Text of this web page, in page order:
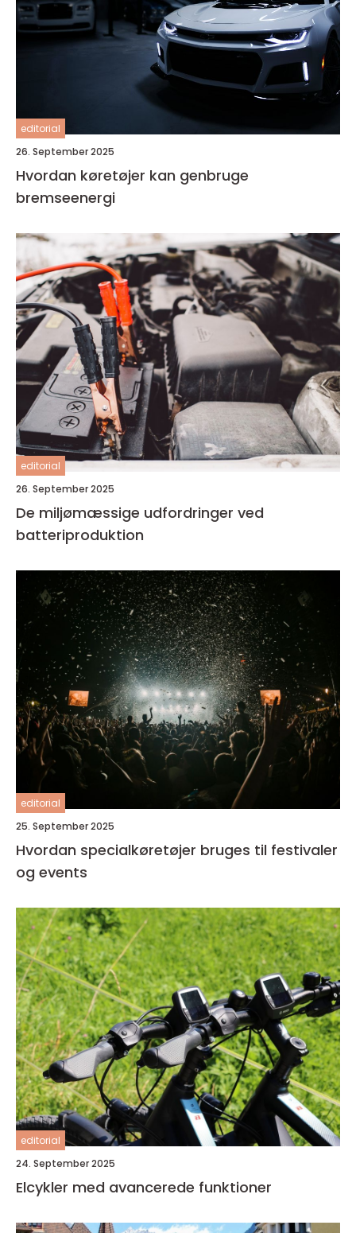
editorial
26. September 2025
Hvordan køretøjer kan genbruge
bremseenergi
editorial
26. September 2025
De miljømæssige udfordringer ved
batteriproduktion
editorial
25. September 2025
Hvordan specialkøretøjer bruges til festivaler
og events
editorial
24. September 2025
Elcykler med avancerede funktioner